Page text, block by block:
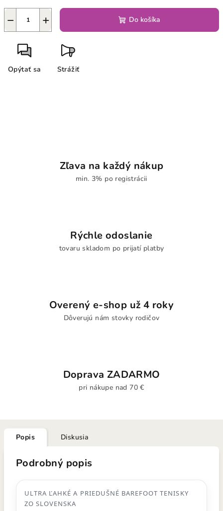
+
− Do košíka
Opýtať sa Strážiť
Zľava na každý nákup
min. 3% po registrácii
Rýchle odoslanie
tovaru skladom po prijatí platby
Overený e-shop už 4 roky
Dôverujú nám stovky rodičov
Doprava ZADARMO
pri nákupe nad 70 €
Popis Diskusia
Podrobný popis
ULTRA ĽAHKÉ A PRIEDUŠNÉ BAREFOOT TENISKY
ZO SLOVENSKA